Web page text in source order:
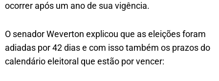
ocorrer após um ano de sua vigência.
O senador Weverton explicou que as eleições foram
adiadas por 42 dias e com isso também os prazos do
calendário eleitoral que estão por vencer: